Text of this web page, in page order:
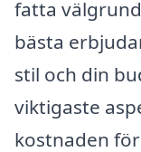
fatta
bästa
stil och din
viktigaste
kostnaden